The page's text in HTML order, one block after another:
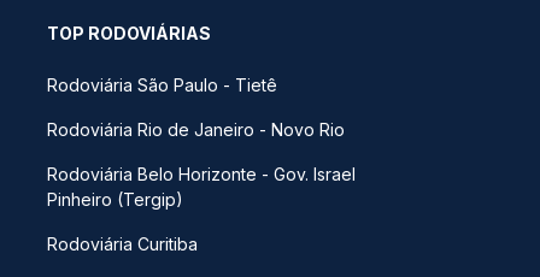
TOP RODOVIÁRIAS
Rodoviária São Paulo - Tietê
Rodoviária Rio de Janeiro - Novo Rio
Rodoviária Belo Horizonte - Gov. Israel
Pinheiro (Tergip)
Rodoviária Curitiba